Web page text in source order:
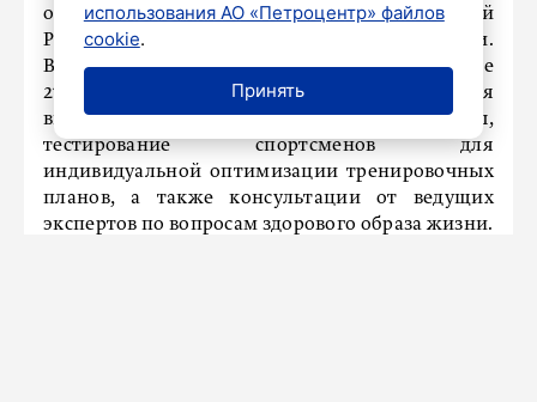
охватит 40 регионов, от Луганской Народной
Республики до Еврейской автономной области.
В прошлом году к нему присоединились более
27 тысяч человек. Программа мероприятия
включает в себя фитнес-марафоны,
тестирование спортсменов для
индивидуальной оптимизации тренировочных
планов, а также консультации от ведущих
экспертов по вопросам здорового образа жизни.
использования АО «Петроцентр» файлов
cookie.
Принять